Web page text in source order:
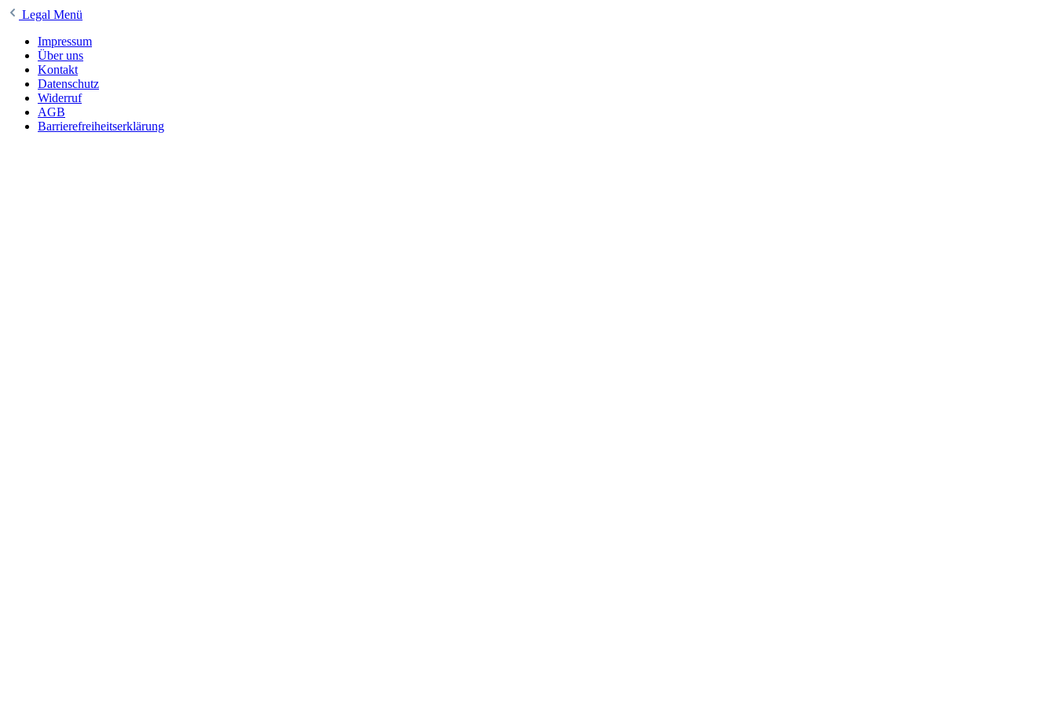
Legal Menü
Impressum
Über uns
Kontakt
Datenschutz
Widerruf
AGB
Barrierefreiheitserklärung